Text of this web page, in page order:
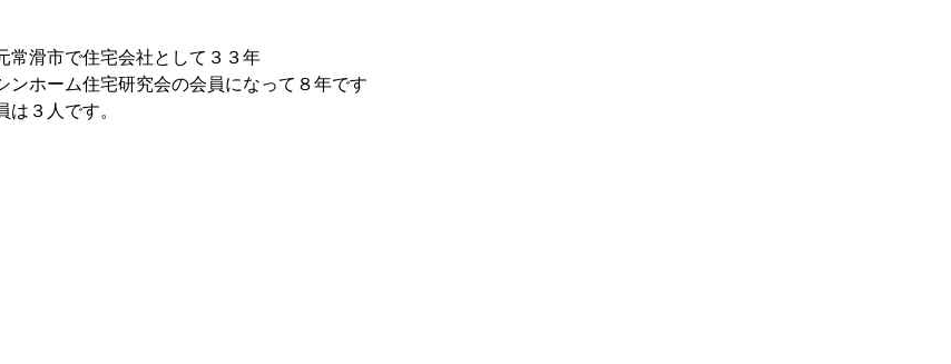
常滑市で住宅会社として３３年
ンホーム住宅研究会の会員になって８年です
は３人です。